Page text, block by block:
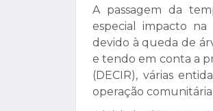
A passagem da
especial impacto na
devido à queda de
e tendo em conta a
(DECIR), várias
operação